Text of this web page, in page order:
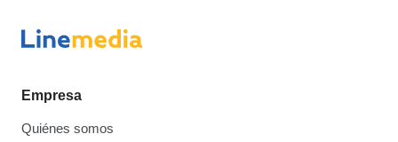
Empresa
Quiénes somos